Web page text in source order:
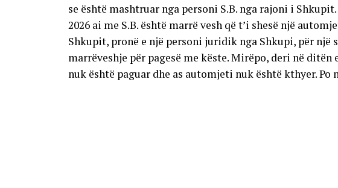
se është mashtruar nga personi S.B. nga rajoni i
2026 ai me S.B. është marrë vesh që t’i shesë një
Shkupit, pronë e një personi juridik nga Shkupi, për një
marrëveshje për pagesë me këste. Mirëpo, deri në
nuk është paguar dhe as automjeti nuk është kthyer. Po